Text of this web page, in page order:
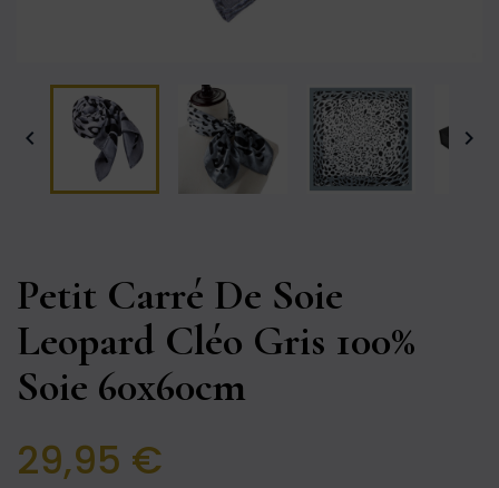
 
Petit Carré De Soie
Leopard Cléo Gris 100%
Soie 60x60cm
29,95 €